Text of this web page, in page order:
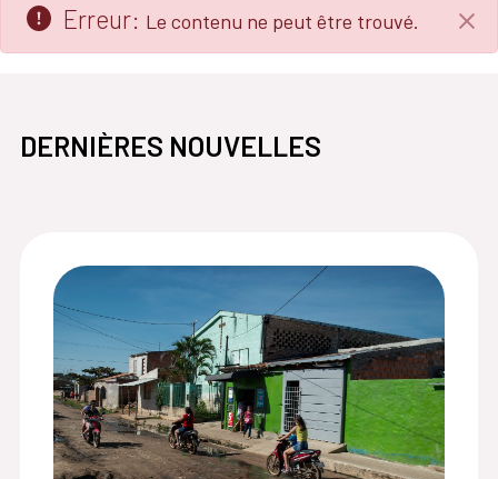
Fin
Erreur: Le contenu ne peut être trouvé.
DERNIÈRES NOUVELLES